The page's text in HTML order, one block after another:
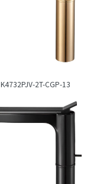
K4732PJV-2T-CGP-13